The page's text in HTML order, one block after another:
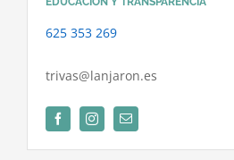
625 353 269
trivas@lanjaron.es